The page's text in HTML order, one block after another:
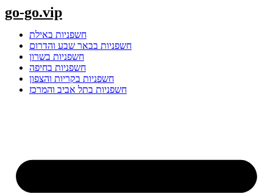
Skip
to
content
go-go.vip
חשפניות באילת
חשפניות בבאר שבע והדרום
חשפניות בשרון
חשפניות בחיפה
חשפניות בקריות והצפון
חשפניות בתל אביב והמרכז